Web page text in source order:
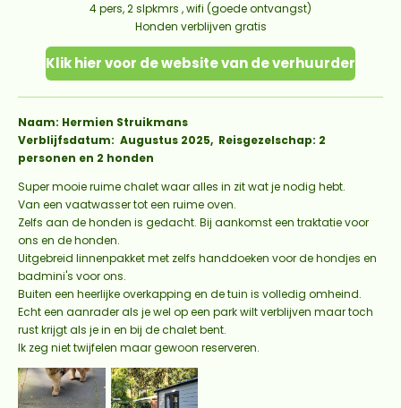
4 pers, 2 slpkmrs , wifi (goede ontvangst)
Honden verblijven gratis
Klik hier voor de website van de verhuurder
Naam: Hermien Struikmans
Verblijfsdatum: Augustus 2025, Reisgezelschap: 2
personen en 2 honden
Super mooie ruime chalet waar alles in zit wat je nodig hebt.
Van een vaatwasser tot een ruime oven.
Zelfs aan de honden is gedacht. Bij aankomst een traktatie voor
ons en de honden.
Uitgebreid linnenpakket met zelfs handdoeken voor de hondjes en
badmini's voor ons.
Buiten een heerlijke overkapping en de tuin is volledig omheind.
Echt een aanrader als je wel op een park wilt verblijven maar toch
rust krijgt als je in en bij de chalet bent.
Ik zeg niet twijfelen maar gewoon reserveren.